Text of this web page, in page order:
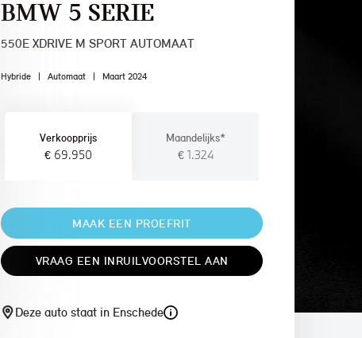
BMW 5 SERIE
550E XDRIVE M SPORT AUTOMAAT
Hybride | Automaat | Maart 2024
Verkoopprijs
€ 69.950
Maandelijks*
€ 1.324
MAAK EEN PROEFRIT
VRAAG EEN INRUILVOORSTEL AAN
Deze auto staat in Enschede